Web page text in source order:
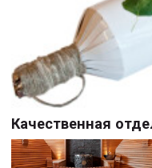
Качественная